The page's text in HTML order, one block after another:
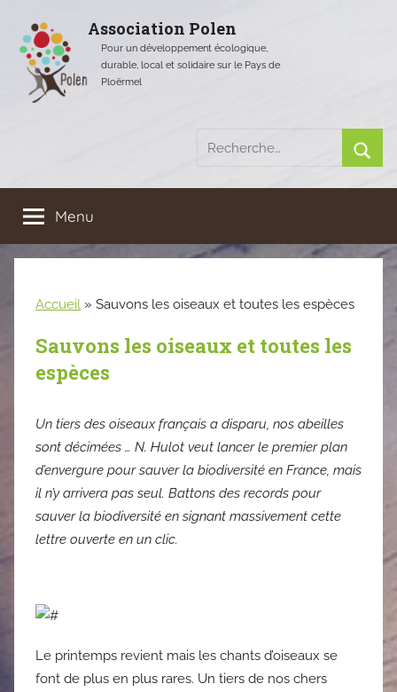
contenu
Association Polen
Pour un développement écologique,
durable, local et solidaire sur le Pays de
Ploërmel
Recherche
:
Menu
Accueil » Sauvons les oiseaux et toutes les espèces
Sauvons les oiseaux et toutes les
espèces
Un tiers des oiseaux français a disparu, nos abeilles
sont décimées … N. Hulot veut lancer le premier plan
d’envergure pour sauver la biodiversité en France, mais
il n’y arrivera pas seul. Battons des records pour
sauver la biodiversité en signant massivement cette
lettre ouverte en un clic.
Le printemps revient mais les chants d’oiseaux se
font de plus en plus rares. Un tiers de nos chers